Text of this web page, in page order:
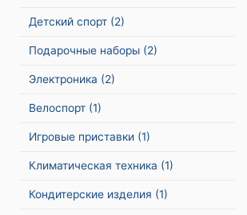
Детский спорт (2)
Подарочные наборы (2)
Электроника (2)
Велоспорт (1)
Игровые приставки (1)
Климатическая техника (1)
Кондитерские изделия (1)